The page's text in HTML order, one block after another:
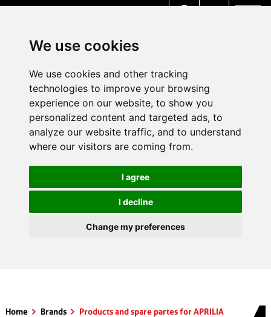
We use cookies
We use cookies and other tracking
technologies to improve your browsing
experience on our website, to show you
personalized content and targeted ads, to
analyze our website traffic, and to understand
where our visitors are coming from.
I agree
I decline
Change my preferences
Home Brands
Products and spare partes for APRILIA